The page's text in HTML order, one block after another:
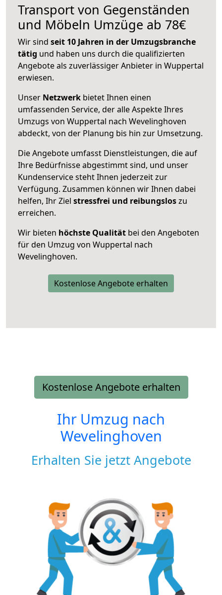
Transport von Gegenständen
und Möbeln Umzüge ab 78€
Wir sind seit 10 Jahren in der Umzugsbranche
tätig und haben uns durch die qualifizierten
Angebote als zuverlässiger Anbieter in Wuppertal
erwiesen.
Unser Netzwerk bietet Ihnen einen
umfassenden Service, der alle Aspekte Ihres
Umzugs von Wuppertal nach Wevelinghoven
abdeckt, von der Planung bis hin zur Umsetzung.
Die Angebote umfasst Dienstleistungen, die auf
Ihre Bedürfnisse abgestimmt sind, und unser
Kundenservice steht Ihnen jederzeit zur
Verfügung. Zusammen können wir Ihnen dabei
helfen, Ihr Ziel stressfrei und reibungsloszu
erreichen.
Wir bieten höchste Qualität bei den Angeboten
für den Umzug von Wuppertal nach
Wevelinghoven.
Kostenlose Angebote erhalten
Kostenlose Angebote erhalten
Ihr Umzug nach
Wevelinghoven
Erhalten Sie jetzt Angebote